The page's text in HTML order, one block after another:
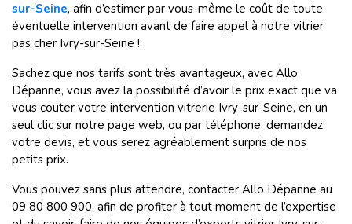
sur-Seine, afin d’estimer par vous-même le coût de toute
éventuelle intervention avant de faire appel à notre vitrier
pas cher Ivry-sur-Seine !
Sachez que nos tarifs sont très avantageux, avec Allo
Dépanne, vous avez la possibilité d’avoir le prix exact que va
vous couter votre intervention vitrerie Ivry-sur-Seine, en un
seul clic sur notre page web, ou par téléphone, demandez
votre devis, et vous serez agréablement surpris de nos
petits prix.
Vous pouvez sans plus attendre, contacter Allo Dépanne au
09 80 800 900, afin de profiter à tout moment de l’expertise